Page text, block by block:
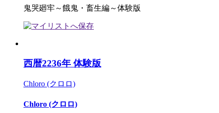
鬼哭廻牢～餓鬼・畜生編～体験版
西暦2236年 体験版
Chloro (クロロ)
Chloro (クロロ)